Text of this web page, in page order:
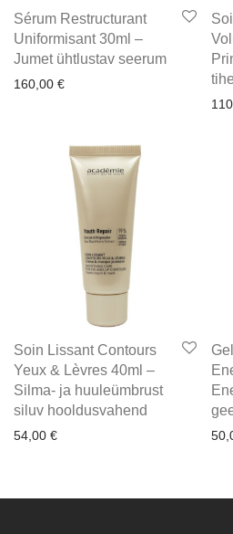
Sérum Restructurant
Uniformisant 30ml –
Jumet ühtlustav seerum
160,00 €
Soin Lissant Contours
Yeux & Lèvres 40ml –
Silma- ja huuleümbrust
siluv hooldusvahend
54,00 €